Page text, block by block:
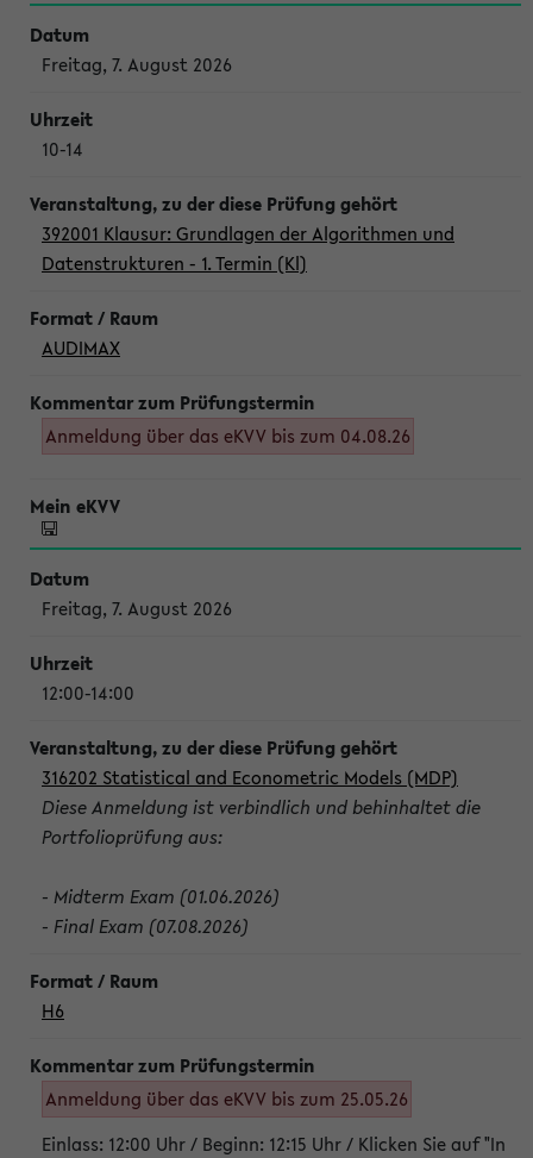
Freitag, 7. August 2026
10-14
392001 Klausur: Grundlagen der Algorithmen und
Datenstrukturen - 1. Termin (Kl)
AUDIMAX
Anmeldung über das eKVV bis zum 04.08.26
Freitag, 7. August 2026
12:00-14:00
316202 Statistical and Econometric Models (MDP)
Diese Anmeldung ist verbindlich und behinhaltet die
Portfolioprüfung aus:
- Midterm Exam (01.06.2026)
- Final Exam (07.08.2026)
H6
Anmeldung über das eKVV bis zum 25.05.26
Einlass: 12:00 Uhr / Beginn: 12:15 Uhr / Klicken Sie auf "In